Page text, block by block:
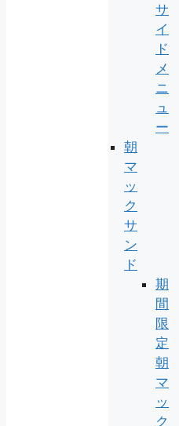
サ
イ
ド
メ
ニ
ュ
ー
朝
マ
ッ
ク
サ
ン
ド
期
間
限
定
朝
マ
ッ
ク